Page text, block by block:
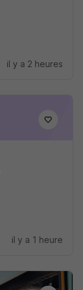
il y a 2 heures
il y a 1 heure